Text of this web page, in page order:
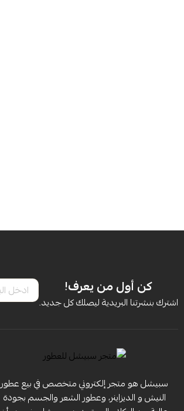
كن أول من يعرف!
اشترك بنشرتنا البريدية ليصلك كل جديد.
سبيشل هو متجر إلكتروني متخصص في بيع عطور
النيش و الديزاينر، وعطور الشعر والجسم بجودة